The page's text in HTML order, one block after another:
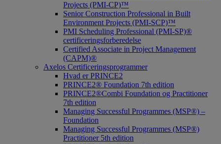
Projects (PMI-CP)™
Senior Construction Professional in Built
Environment Projects (PMI-SCP)™
PMI Scheduling Professional (PMI-SP)®
certificeringsforberedelse
Certified Associate in Project Management
(CAPM)®
Axelos Certificeringsprogrammer
Hvad er PRINCE2
PRINCE2® Foundation 7th edition
PRINCE2®Combi Foundation og Practitioner
7th edition
Managing Successful Programmes (MSP®) –
Foundation
Managing Successful Programmes (MSP®)
Practitioner 5th edition